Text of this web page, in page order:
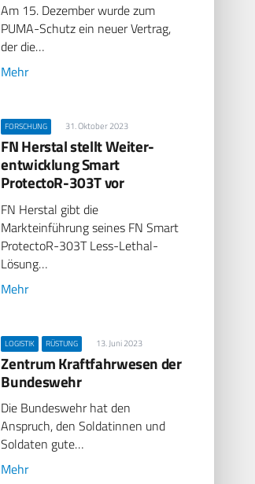
Am 15. Dezember wurde zum
PUMA-Schutz ein neuer Vertrag,
der die…
Mehr
FORSCHUNG 31. Oktober 2023
FN Herstal stellt Weiter­
entwicklung Smart
ProtectoR-303T vor
FN Herstal gibt die
Markteinführung seines FN Smart
ProtectoR-303T Less-Lethal-
Lösung…
Mehr
LOGISTIK RÜSTUNG 13. Juni 2023
Zentrum Kraftfahrwesen der
Bundeswehr
Die Bundeswehr hat den
Anspruch, den Soldatinnen und
Soldaten gute…
Mehr